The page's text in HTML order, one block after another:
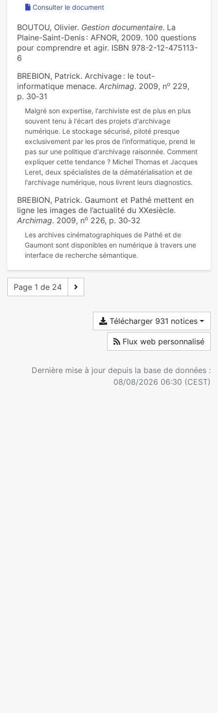
Consulter le document
BOUTOU, Olivier. Gestion documentaire. La
Plaine-Saint-Denis : AFNOR, 2009. 100 questions
pour comprendre et agir. ISBN 978-2-12-475113-
6
BREBION, Patrick. Archivage : le tout-
informatique menace. Archimag. 2009, no 229,
p. 30‑31
Malgré son expertise, l'archiviste est de plus en plus
souvent tenu à l'écart des projets d'archivage
numérique. Le stockage sécurisé, piloté presque
exclusivement par les pros de l'informatique, prend le
pas sur une politique d'archivage raisonnée. Comment
expliquer cette tendance ? Michel Thomas et Jacques
Leret, deux spécialistes de la dématérialisation et de
BREBION, Patrick. Gaumont et Pathé mettent en
ligne les images de l’actualité du XXesiècle.
Archimag. 2009, no 226, p. 30‑32
Les archives cinématographiques de Pathé et de
Gaumont sont disponibles en numérique à travers une
Page 1 de 24
Télécharger 931 notices
Flux web personnalisé
Dernière mise à jour depuis la base de données :
08/08/2026 06:30 (CEST)